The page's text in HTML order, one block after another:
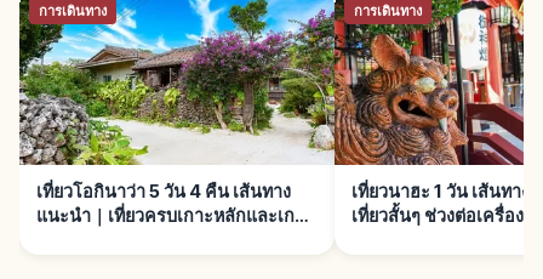
การเดินทาง
เที่ยวโอกินาว่า 5 วัน 4 คืน เส้นทาง
แนะนำ｜เที่ยวครบเกาะหลักและเกาะ
การเดินทาง
เที่ยวนาฮะ 1 วัน เส้นทาง
เที่ยวสั้นๆ ช่วงต่อเครื่อง